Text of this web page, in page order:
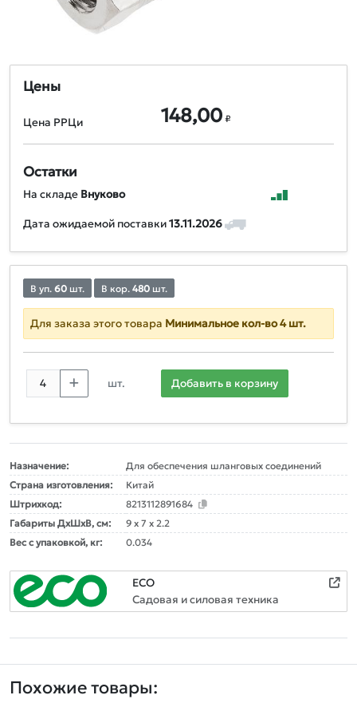
Цены
Цена РРЦи 148,00 ₽
Остатки
На складе Внуково
Дата ожидаемой поставки13.11.2026
В уп. 60 шт. В кор. 480 шт.
Для заказа этого товара Минимальное кол-во 4 шт.
шт. Добавить в корзину
Назначение:
Для обеспечения шланговых соединений
Страна изготовления:
Китай
Штрихкод:
8213112891684
Габариты ДxШxВ, см:
9 x 7 x 2.2
Вес с упаковкой, кг:
0.034
ECO
Садовая и силовая техника
Похожие товары: